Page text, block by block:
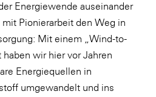
Energiewende auseinander
Pionierarbeit den Weg in
Mit einem „Wind-to-
wir hier vor Jahren
Energiequellen in
umgewandelt und ins